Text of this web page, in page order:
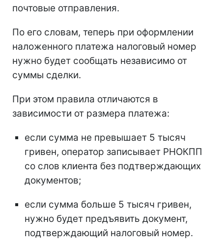
почтовые отправления.
По его словам, теперь при оформлении
наложенного платежа налоговый номер
нужно будет сообщать независимо от
суммы сделки.
При этом правила отличаются в
зависимости от размера платежа:
если сумма не превышает 5 тысяч
гривен, оператор записывает РНОКПП
со слов клиента без подтверждающих
документов;
если сумма больше 5 тысяч гривен,
нужно будет предъявить документ,
подтверждающий налоговый номер.